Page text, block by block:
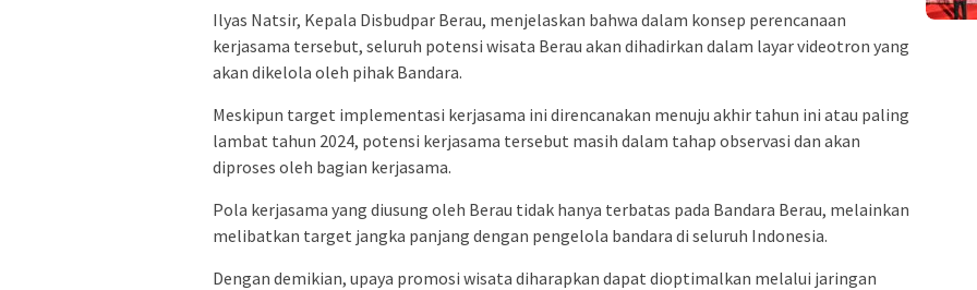
Ilyas Natsir, Kepala Disbudpar Berau, menjelaskan bahwa dalam konsep perencanaan
kerjasama tersebut, seluruh potensi wisata Berau akan dihadirkan dalam layar videotron yang
akan dikelola oleh pihak Bandara.
Meskipun target implementasi kerjasama ini direncanakan menuju akhir tahun ini atau paling
lambat tahun 2024, potensi kerjasama tersebut masih dalam tahap observasi dan akan
diproses oleh bagian kerjasama.
Pola kerjasama yang diusung oleh Berau tidak hanya terbatas pada Bandara Berau, melainkan
melibatkan target jangka panjang dengan pengelola bandara di seluruh Indonesia.
Dengan demikian, upaya promosi wisata diharapkan dapat dioptimalkan melalui jaringan